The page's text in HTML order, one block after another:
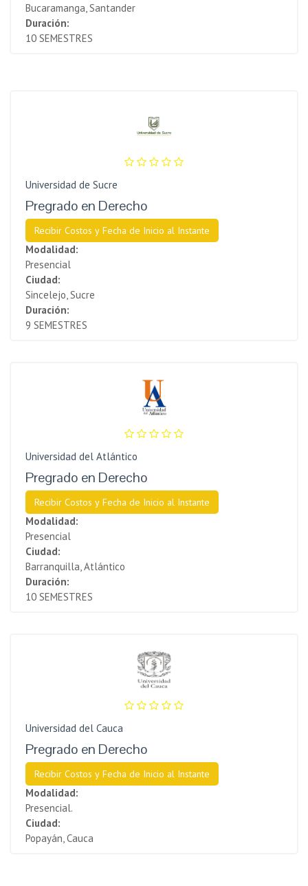
Bucaramanga, Santander
Duración:
10 SEMESTRES
Universidad de Sucre
Pregrado en Derecho
Recibir Costos y Fecha de Inicio al Instante
Modalidad:
Presencial
Ciudad:
Sincelejo, Sucre
Duración:
9 SEMESTRES
Universidad del Atlántico
Pregrado en Derecho
Recibir Costos y Fecha de Inicio al Instante
Modalidad:
Presencial
Ciudad:
Barranquilla, Atlántico
Duración:
10 SEMESTRES
Universidad del Cauca
Pregrado en Derecho
Recibir Costos y Fecha de Inicio al Instante
Modalidad:
Presencial.
Ciudad:
Popayán, Cauca